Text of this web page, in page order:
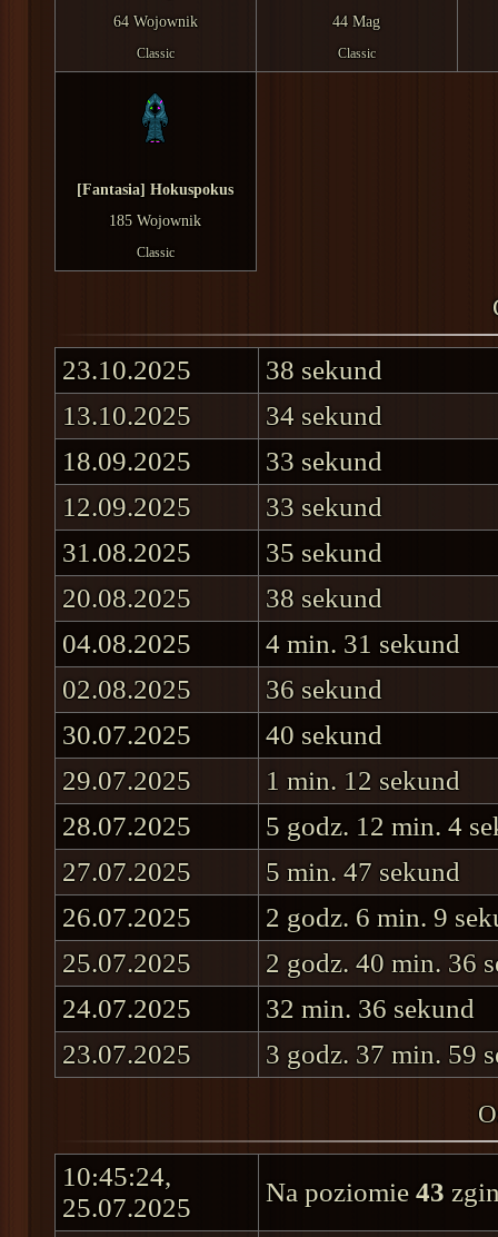
64 Wojownik
Classic
44 Mag
Classic
[Fantasia] Hokuspokus
185 Wojownik
Classic
23.10.2025
38 sekund
13.10.2025
34 sekund
18.09.2025
33 sekund
12.09.2025
33 sekund
31.08.2025
35 sekund
20.08.2025
38 sekund
04.08.2025
4 min. 31 sekund
02.08.2025
36 sekund
30.07.2025
40 sekund
29.07.2025
1 min. 12 sekund
28.07.2025
5 godz. 12 min. 4
27.07.2025
5 min. 47 sekund
26.07.2025
2 godz. 6 min. 9
25.07.2025
2 godz. 40 min. 36
24.07.2025
32 min. 36 sekund
23.07.2025
3 godz. 37 min. 59
10:45:24,
25.07.2025
Na poziomie 43